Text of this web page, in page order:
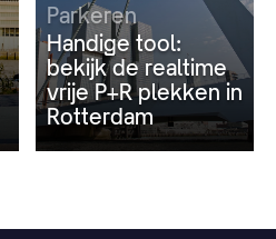
Parkeren
Handige tool:
bekijk de realtime
vrije P+R plekken in
Rotterdam